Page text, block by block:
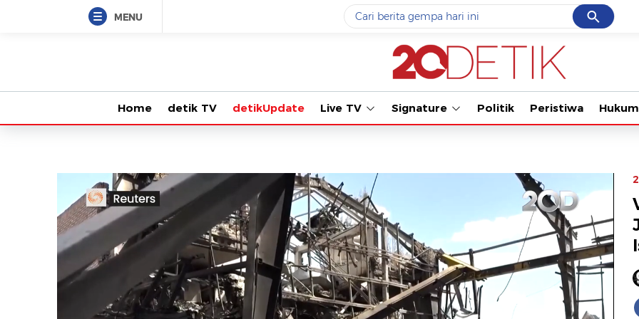
MENU Cancel
Yang sedang ramai dicari
data live draw sgp
#3prabowo
#5gempa hari ini
Promoted
Terakhir yang dicari
Loading...
Tonton kabar
Home detik TV detikUpdate Live TV Signature Politik Peristiwa Hukum